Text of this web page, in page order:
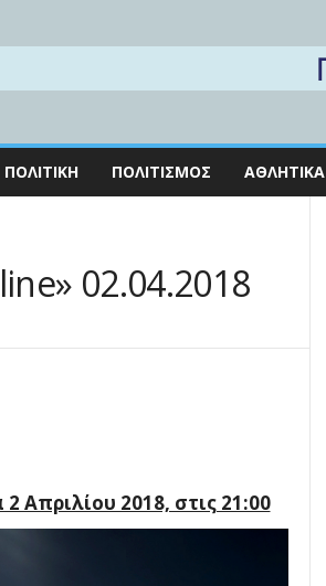
ΠΟΛΙΤΙΚΉ ΠΟΛΙΤΙΣΜΌΣ ΑΘΛΗΤΙΚΆ
02.04.2018
Απριλίου 2018, στις 21:00